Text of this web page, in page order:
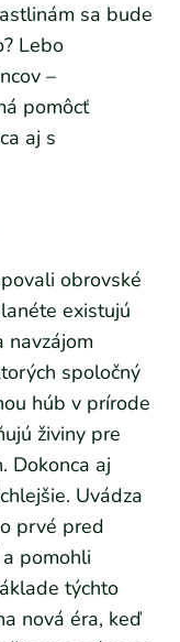
sa bude
Lebo
–
pomôcť
aj s
obrovské
existujú
navzájom
spoločný
húb v prírode
živiny pre
Dokonca aj
Uvádza
prvé pred
pomohli
týchto
nová éra, keď